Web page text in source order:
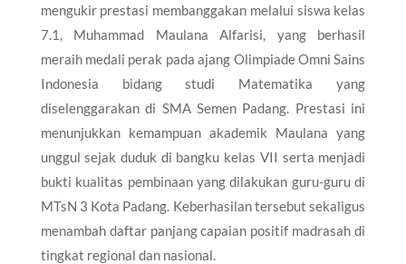
mengukir prestasi membanggakan melalui siswa kelas
7.1, Muhammad Maulana Alfarisi, yang berhasil
meraih medali perak pada ajang Olimpiade Omni Sains
Indonesia bidang studi Matematika yang
diselenggarakan di SMA Semen Padang. Prestasi ini
menunjukkan kemampuan akademik Maulana yang
unggul sejak duduk di bangku kelas VII serta menjadi
bukti kualitas pembinaan yang dilakukan guru-guru di
MTsN 3 Kota Padang. Keberhasilan tersebut sekaligus
menambah daftar panjang capaian positif madrasah di
tingkat regional dan nasional.​